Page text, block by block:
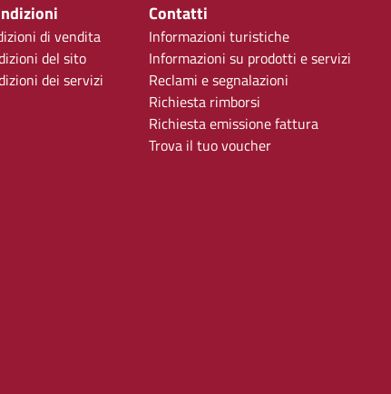
di vendita
del sito
dei servizi
Contatti
Informazioni turistiche
Informazioni su prodotti e servizi
Reclami e segnalazioni
Richiesta rimborsi
Richiesta emissione fattura
Trova il tuo voucher